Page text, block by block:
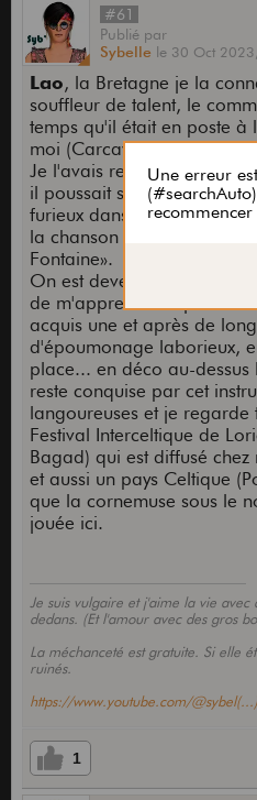
#61
Publié par
Sybelle le 30 Oct 2023,
Lao, la Bretagne je la
souffleur de talent, le
temps qu'il était en poste à
moi (Carcavelos).
Je l'avais rencontré en
il poussait ses mélopées à
furieux dans lequel je me
la chanson de Brassens
Fontaine».
On est devenus amis
de m'apprendre à jouer de
acquis une et après de
d'époumonage laborieux,
place... en déco au-
reste conquise par cet
langoureuses et je regarde
Festival Interceltique de
Bagad) qui est diffusé
et aussi un pays Celtique
que la cornemuse sous le
jouée ici.
Je suis vulgaire et j'aime la vie avec
dedans. (Et l'amour avec des gros
La méchanceté est gratuite. Si elle
ruinés.
https://www.youtube.com/
1